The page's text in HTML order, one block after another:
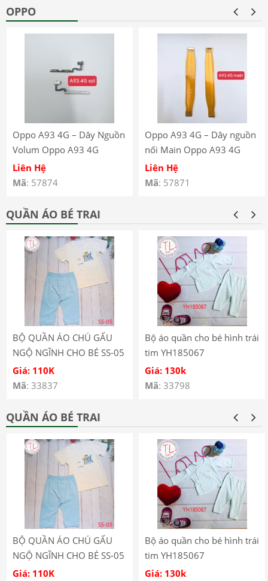
OPPO
Oppo A93 4G – Dây Nguồn
Volum Oppo A93 4G
CPH2121 CPH2123
Liên Hệ
Mã: 57874
Oppo A93 4G – Dây nguồn
nối Main Oppo A93 4G
CPH2121 CPH2123
Liên Hệ
Mã: 57871
QUẦN ÁO BÉ TRAI
BỘ QUẦN ÁO CHÚ GẤU
NGỘ NGĨNH CHO BÉ SS-05
Giá: 110K
Mã: 33837
Bộ áo quần cho bé hình trái
tim YH185067
Giá: 130k
Mã: 33798
QUẦN ÁO BÉ TRAI
BỘ QUẦN ÁO CHÚ GẤU
NGỘ NGĨNH CHO BÉ SS-05
Giá: 110K
Bộ áo quần cho bé hình trái
tim YH185067
Giá: 130k